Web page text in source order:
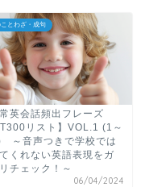
とわざ・成句
常英会話頻出フレーズ
リスト】VOL.1 (1～
～音声つきで学校では
くれない英語表現をガ
チェック！～
06/04/2024